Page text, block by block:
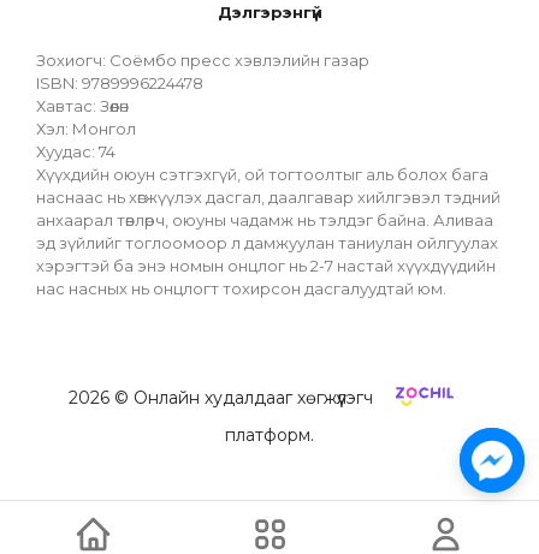
Дэлгэрэнгүй
Зохиогч: Соёмбо пресс хэвлэлийн газар
ISBN: 9789996224478
Хавтас: Зөөлөн
Хэл: Монгол
Хуудас: 74
Хүүхдийн оюун сэтгэхгүй, ой тогтоолтыг аль болох бага
наснаас нь хөгжүүлэх дасгал, даалгавар хийлгэвэл тэдний
анхаарал төвлөрч, оюуны чадамж нь тэлдэг байна. Аливаа
эд зүйлийг тоглоомоор л дамжуулан таниулан ойлгуулах
хэрэгтэй ба энэ номын онцлог нь 2-7 настай хүүхдүүдийн
нас насных нь онцлогт тохирсон дасгалуудтай юм.
2026© Онлайн худалдааг хөгжүүлэгч
платформ.